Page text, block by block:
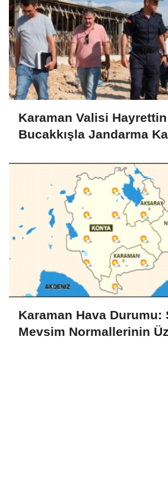
Karaman Valisi
Bucakkışla Jandarma
Karaman Hava Durumu:
Mevsim Normallerinin